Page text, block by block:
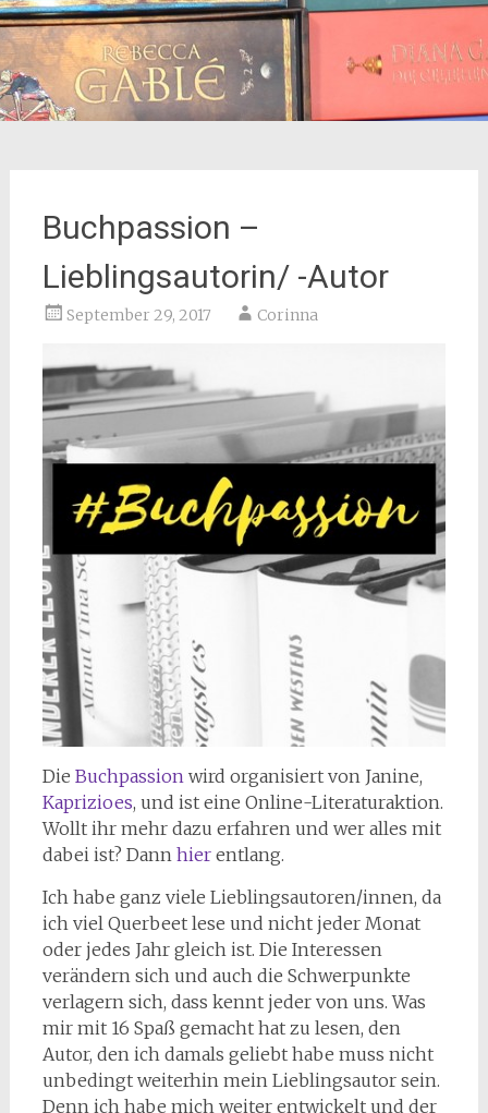
Buchpassion –
Lieblingsautorin/ -Autor
September 29, 2017 Corinna
Die Buchpassionwird organisiert von Janine,
Kaprizioes, und ist eine Online-Literaturaktion.
Wollt ihr mehr dazu erfahren und wer alles mit
dabei ist? Dann hierentlang.
Ich habe ganz viele Lieblingsautoren/innen, da
ich viel Querbeet lese und nicht jeder Monat
oder jedes Jahr gleich ist. Die Interessen
verändern sich und auch die Schwerpunkte
verlagern sich, dass kennt jeder von uns. Was
mir mit 16 Spaß gemacht hat zu lesen, den
Autor, den ich damals geliebt habe muss nicht
unbedingt weiterhin mein Lieblingsautor sein.
Denn ich habe mich weiter entwickelt und der